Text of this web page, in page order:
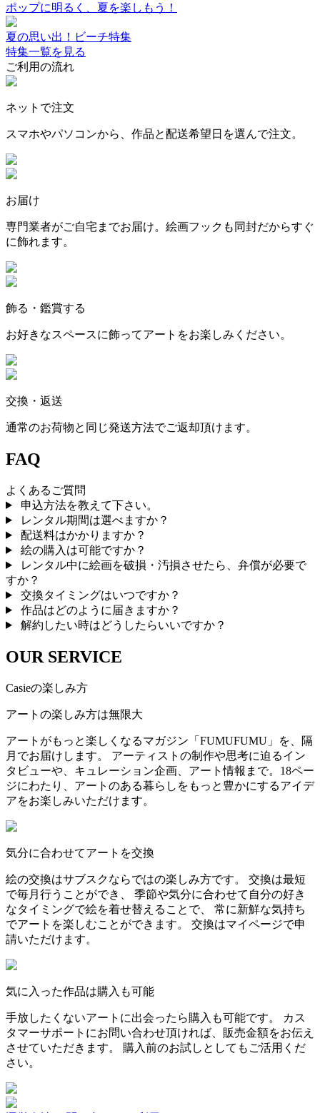
ポップに明るく、夏を楽しもう！
夏の思い出！ビーチ特集
特集一覧を見る
ご利用の流れ
ネットで注文
スマホやパソコンから、作品と配送希望日を選んで注文。
お届け
専門業者がご自宅までお届け。絵画フックも同封だからすぐ
に飾れます。
飾る・鑑賞する
お好きなスペースに飾ってアートをお楽しみください。
交換・返送
通常のお荷物と同じ発送方法でご返却頂けます。
FAQ
よくあるご質問
申込方法を教えて下さい。
レンタル期間は選べますか？
配送料はかかりますか？
絵の購入は可能ですか？
レンタル中に絵画を破損・汚損させたら、弁償が必要で
すか？
交換タイミングはいつですか？
作品はどのように届きますか？
解約したい時はどうしたらいいですか？
OUR SERVICE
Casieの楽しみ方
アートの楽しみ方は無限大
アートがもっと楽しくなるマガジン「FUMUFUMU」を、隔
月でお届けします。 アーティストの制作や思考に迫るイン
タビューや、キュレーション企画、アート情報まで。18ペー
ジにわたり、アートのある暮らしをもっと豊かにするアイデ
アをお楽しみいただけます。
気分に合わせてアートを交換
絵の交換はサブスクならではの楽しみ方です。 交換は最短
で毎月行うことができ、 季節や気分に合わせて自分の好き
なタイミングで絵を着せ替えることで、 常に新鮮な気持ち
でアートを楽しむことができます。 交換はマイページで申
請いただけます。
気に入った作品は購入も可能
手放したくないアートに出会ったら購入も可能です。 カス
タマーサポートにお問い合わせ頂ければ、販売金額をお伝え
させていただきます。 購入前のお試しとしてもご活用くだ
さい。